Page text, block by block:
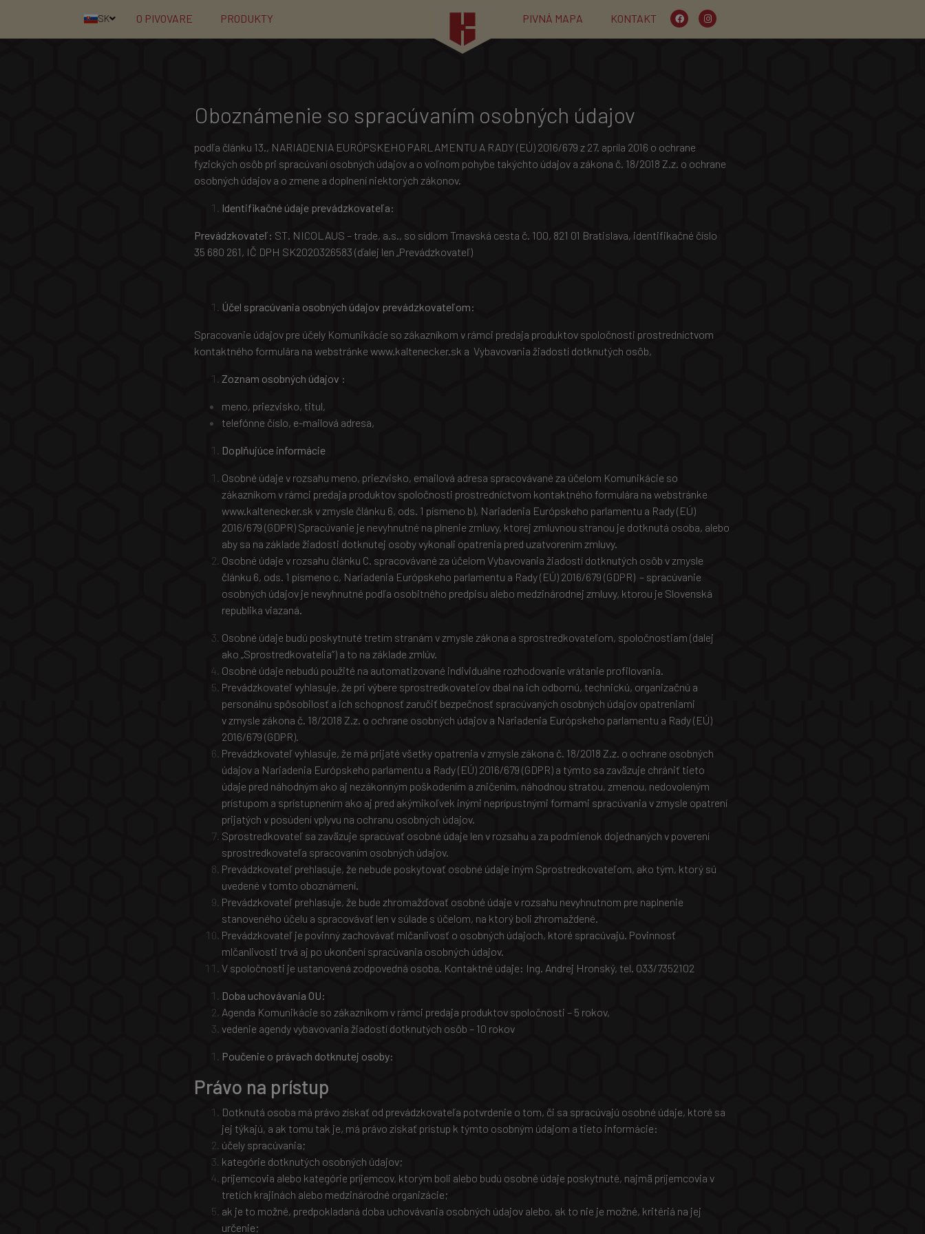
SK O PIVOVARE PRODUKTY PIVNÁ MAPA KONTAKT
Oboznámenie so spracúvaním osobných údajov
podľa článku 13., NARIADENIA EURÓPSKEHO PARLAMENTU A RADY (EÚ) 2016/679 z 27. apríla 2016 o ochrane
fyzických osôb pri spracúvaní osobných údajov a o voľnom pohybe takýchto údajov a zákona č. 18/2018 Z.z. o ochrane
osobných údajov a o zmene a doplnení niektorých zákonov.
Identifikačné údaje prevádzkovateľa:
Prevádzkovateľ: ST. NICOLAUS – trade, a.s., so sídlom Trnavská cesta č. 100, 821 01 Bratislava, identifikačné číslo
35 680 261, IČ DPH SK2020326583 (ďalej len „Prevádzkovateľ)
Účel spracúvania osobných údajov prevádzkovateľom:
Spracovanie údajov pre účely Komunikácie so zákazníkom v rámci predaja produktov spoločnosti prostredníctvom
kontaktného formulára na webstránke www.kaltenecker.sk a Vybavovania žiadostí dotknutých osôb,
Zoznam osobných údajov :
meno, priezvisko, titul,
telefónne číslo, e-mailová adresa,
Doplňujúce informácie
Osobné údaje v rozsahu meno, priezvisko, emailová adresa spracovávané za účelom Komunikácie so
zákazníkom v rámci predaja produktov spoločnosti prostredníctvom kontaktného formulára na webstránke
www.kaltenecker.sk v zmysle článku 6, ods. 1 písmeno b), Nariadenia Európskeho parlamentu a Rady (EÚ)
2016/679 (GDPR) Spracúvanie je nevyhnutné na plnenie zmluvy, ktorej zmluvnou stranou je dotknutá osoba, alebo
aby sa na základe žiadosti dotknutej osoby vykonali opatrenia pred uzatvorením zmluvy.
Osobné údaje v rozsahu článku C. spracovávané za účelom Vybavovania žiadostí dotknutých osôb v zmysle
článku 6, ods. 1 písmeno c, Nariadenia Európskeho parlamentu a Rady (EÚ) 2016/679 (GDPR) – spracúvanie
osobných údajov je nevyhnutné podľa osobitného predpisu alebo medzinárodnej zmluvy, ktorou je Slovenská
republika viazaná.
Osobné údaje budú poskytnuté tretím stranám v zmysle zákona a sprostredkovateľom, spoločnostiam (dalej
ako „Sprostredkovatelia“) a to na základe zmlúv.
Osobné údaje nebudú použité na automatizované individuálne rozhodovanie vrátanie profilovania.
Prevádzkovateľ vyhlasuje, že pri výbere sprostredkovateľov dbal na ich odbornú, technickú, organizačnú a
personálnu spôsobilosť a ich schopnosť zaručiť bezpečnosť spracúvaných osobných údajov opatreniami
v zmysle zákona č. 18/2018 Z.z. o ochrane osobných údajov a Nariadenia Európskeho parlamentu a Rady (EÚ)
2016/679 (GDPR).
Prevádzkovateľ vyhlasuje, že má prijaté všetky opatrenia v zmysle zákona č. 18/2018 Z.z. o ochrane osobných
údajov a Nariadenia Európskeho parlamentu a Rady (EÚ) 2016/679 (GDPR) a týmto sa zaväzuje chrániť tieto
údaje pred náhodným ako aj nezákonným poškodením a zničením, náhodnou stratou, zmenou, nedovoleným
prístupom a sprístupnením ako aj pred akýmikoľvek inými neprípustnými formami spracúvania v zmysle opatrení
prijatých v posúdení vplyvu na ochranu osobných údajov.
Sprostredkovateľ sa zaväzuje spracúvať osobné údaje len v rozsahu a za podmienok dojednaných v poverení
sprostredkovateľa spracovaním osobných údajov.
Prevádzkovateľ prehlasuje, že nebude poskytovať osobné údaje iným Sprostredkovateľom, ako tým, ktorý sú
uvedené v tomto oboznámení.
Prevádzkovateľ prehlasuje, že bude zhromažďovať osobné údaje v rozsahu nevyhnutnom pre naplnenie
stanoveného účelu a spracovávať len v súlade s účelom, na ktorý boli zhromaždené.
Prevádzkovateľ je povinný zachovávať mlčanlivosť o osobných údajoch, ktoré spracúvajú. Povinnosť
mlčanlivosti trvá aj po ukončení spracúvania osobných údajov.
V spoločnosti je ustanovená zodpovedná osoba. Kontaktné údaje: Ing. Andrej Hronský, tel. 033/7352102
Doba uchovávania OU:
Agenda Komunikácie so zákazníkom v rámci predaja produktov spoločnosti – 5 rokov,
vedenie agendy vybavovania žiadostí dotknutých osôb – 10 rokov
Poučenie o právach dotknutej osoby:
Právo na prístup
Dotknutá osoba má právo získať od prevádzkovateľa potvrdenie o tom, či sa spracúvajú osobné údaje, ktoré sa
jej týkajú, a ak tomu tak je, má právo získať prístup k týmto osobným údajom a tieto informácie:
účely spracúvania;
kategórie dotknutých osobných údajov;
príjemcovia alebo kategórie príjemcov, ktorým boli alebo budú osobné údaje poskytnuté, najmä príjemcovia v
tretích krajinách alebo medzinárodné organizácie;
ak je to možné, predpokladaná doba uchovávania osobných údajov alebo, ak to nie je možné, kritériá na jej
určenie;